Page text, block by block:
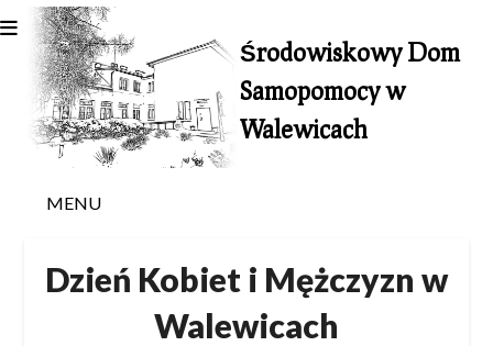
to
content
Środowiskowy Dom
Samopomocy w
Walewicach
MENU
Dzień Kobiet i Mężczyzn w
Walewicach